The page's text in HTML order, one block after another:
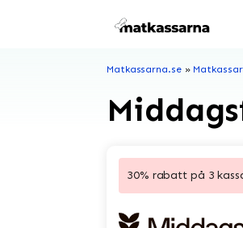
Matkassarna.se»
30% rabatt på 3